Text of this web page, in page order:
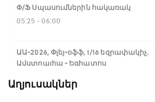
Փ/Ֆ Սպասումներին հակառակ
05:25 - 06:00
ԱԱ-2026, Փլեյ-օֆֆ, 1/16 եզրափակիչ.
Ավստրալիա - Եգիպտոս
Աղյուսակներ